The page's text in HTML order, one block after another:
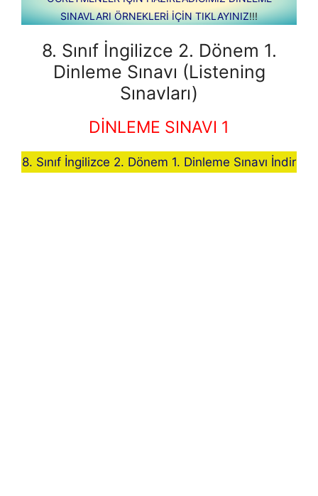
SINAVLARI ÖRNEKLERİ İÇİN TIKLAYINIZ!!!
8. Sınıf İngilizce 2. Dönem 1.
Dinleme Sınavı (Listening
Sınavları)
DİNLEME SINAVI 1
8. Sınıf İngilizce 2. Dönem 1. Dinleme Sınavı İndir